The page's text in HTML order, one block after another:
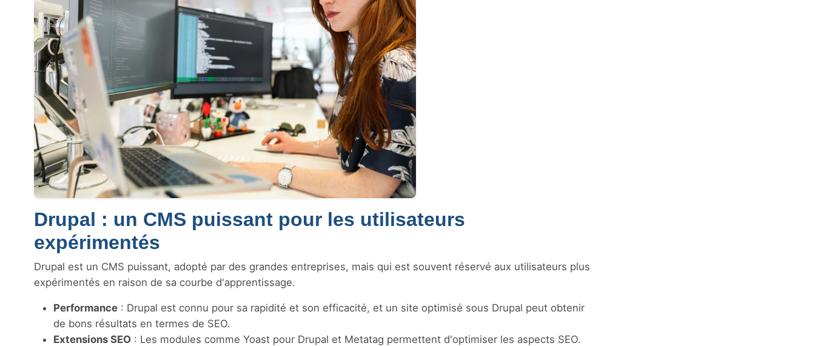
Drupal : un CMS puissant pour les utilisateurs
expérimentés
Drupal est un CMS puissant, adopté par des grandes entreprises, mais qui est souvent réservé aux utilisateurs plus
expérimentés en raison de sa courbe d'apprentissage.
Performance : Drupal est connu pour sa rapidité et son efficacité, et un site optimisé sous Drupal peut obtenir
de bons résultats en termes de SEO.
Extensions SEO : Les modules comme Yoast pour Drupal et Metatag permettent d'optimiser les aspects SEO.